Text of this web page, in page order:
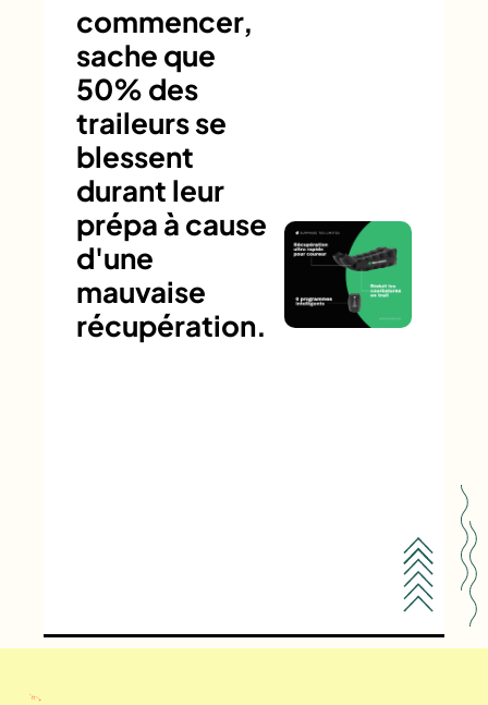
commencer,
sache que
50% des
traileurs se
blessent
durant leur
prépa à cause
d'une
mauvaise
récupération.